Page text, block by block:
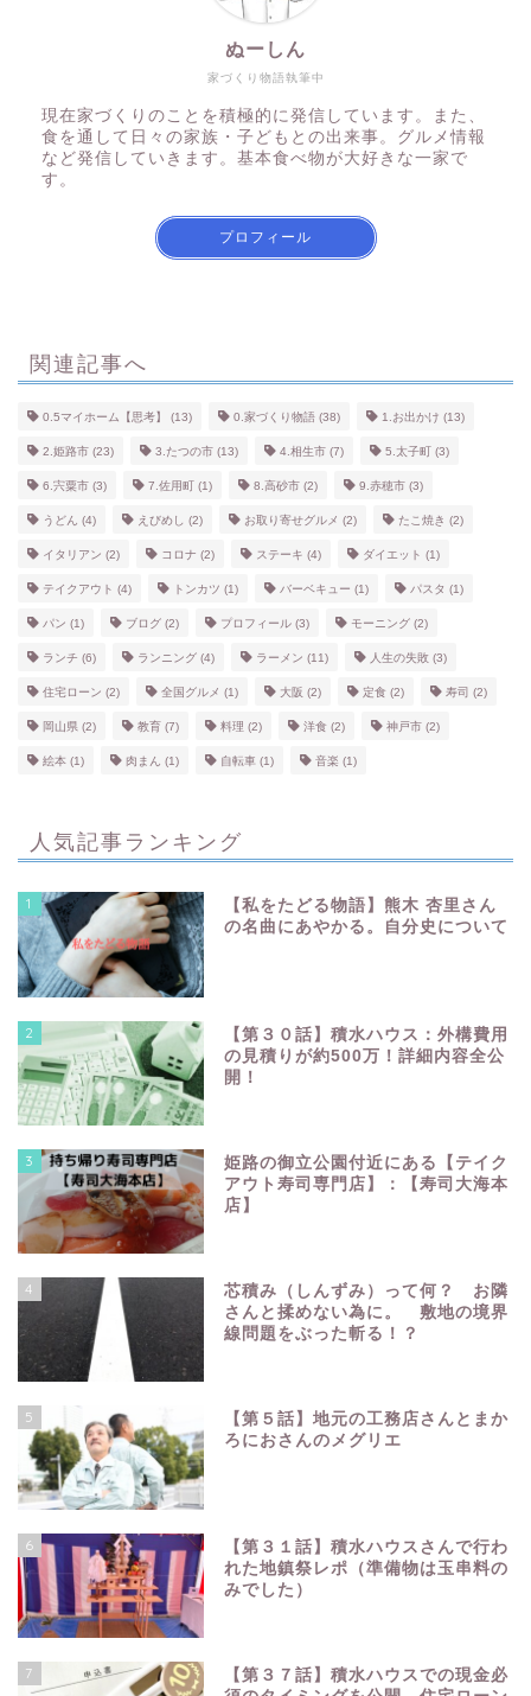
家づくり物語執筆中
ぬーしん
現在家づくりのことを積極的に発信しています。また、
食を通して日々の家族・子どもとの出来事。グルメ情報
など発信していきます。基本食べ物が大好きな一家で
す。
プロフィール
関連記事へ
0.5マイホーム【思考】 (13) 0.家づくり物語 (38) 1.お出かけ (13)
2.姫路市 (23) 3.たつの市 (13) 4.相生市 (7) 5.太子町 (3)
6.宍粟市 (3) 7.佐用町 (1) 8.高砂市 (2) 9.赤穂市 (3)
うどん (4) えびめし (2) お取り寄せグルメ (2) たこ焼き (2)
イタリアン (2) コロナ (2) ステーキ (4) ダイエット (1)
テイクアウト (4) トンカツ (1) バーベキュー (1) パスタ (1)
パン (1) ブログ (2) プロフィール (3) モーニング (2)
ランチ (6) ランニング (4) ラーメン (11) 人生の失敗 (3)
住宅ローン (2) 全国グルメ (1) 大阪 (2) 定食 (2) 寿司 (2)
岡山県 (2) 教育 (7) 料理 (2) 洋食 (2) 神戸市 (2)
絵本 (1) 肉まん (1) 自転車 (1) 音楽 (1)
人気記事ランキング
1
【私をたどる物語】熊木 杏里さん
の名曲にあやかる。自分史について
2
【第３０話】積水ハウス：外構費用
の見積りが約500万！詳細内容全公
開！
3
姫路の御立公園付近にある【テイク
アウト寿司専門店】：【寿司大海本
店】
4
芯積み（しんずみ）って何？ お隣
さんと揉めない為に。 敷地の境界
線問題をぶった斬る！？
5
【第５話】地元の工務店さんとまか
ろにおさんのメグリエ
6
【第３１話】積水ハウスさんで行わ
れた地鎮祭レポ（準備物は玉串料の
みでした）
7
【第３７話】積水ハウスでの現金必